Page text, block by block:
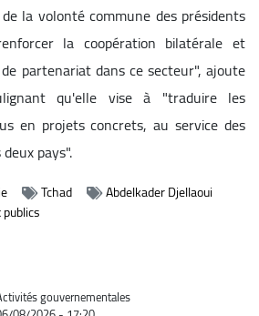
la volonté commune des présidents
la coopération bilatérale et
partenariat dans ce secteur", ajoute
qu'elle vise à "traduire les
en projets concrets, au service des
pays".
Tchad
Abdelkader Djellaoui
gouvernementales